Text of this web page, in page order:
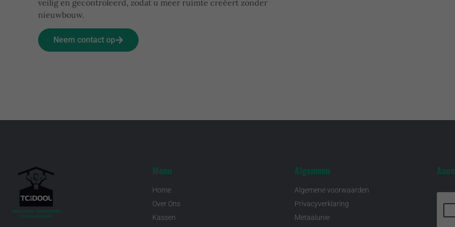
veilig en gecontroleerd, zodat u meer ruimte creëert zonder
nieuwbouw.
Neem contact op
Menu
Home
Over Ons
Kassen
Algemeen
Algemene voorwaarden
Privacyverklaring
Metaalunie